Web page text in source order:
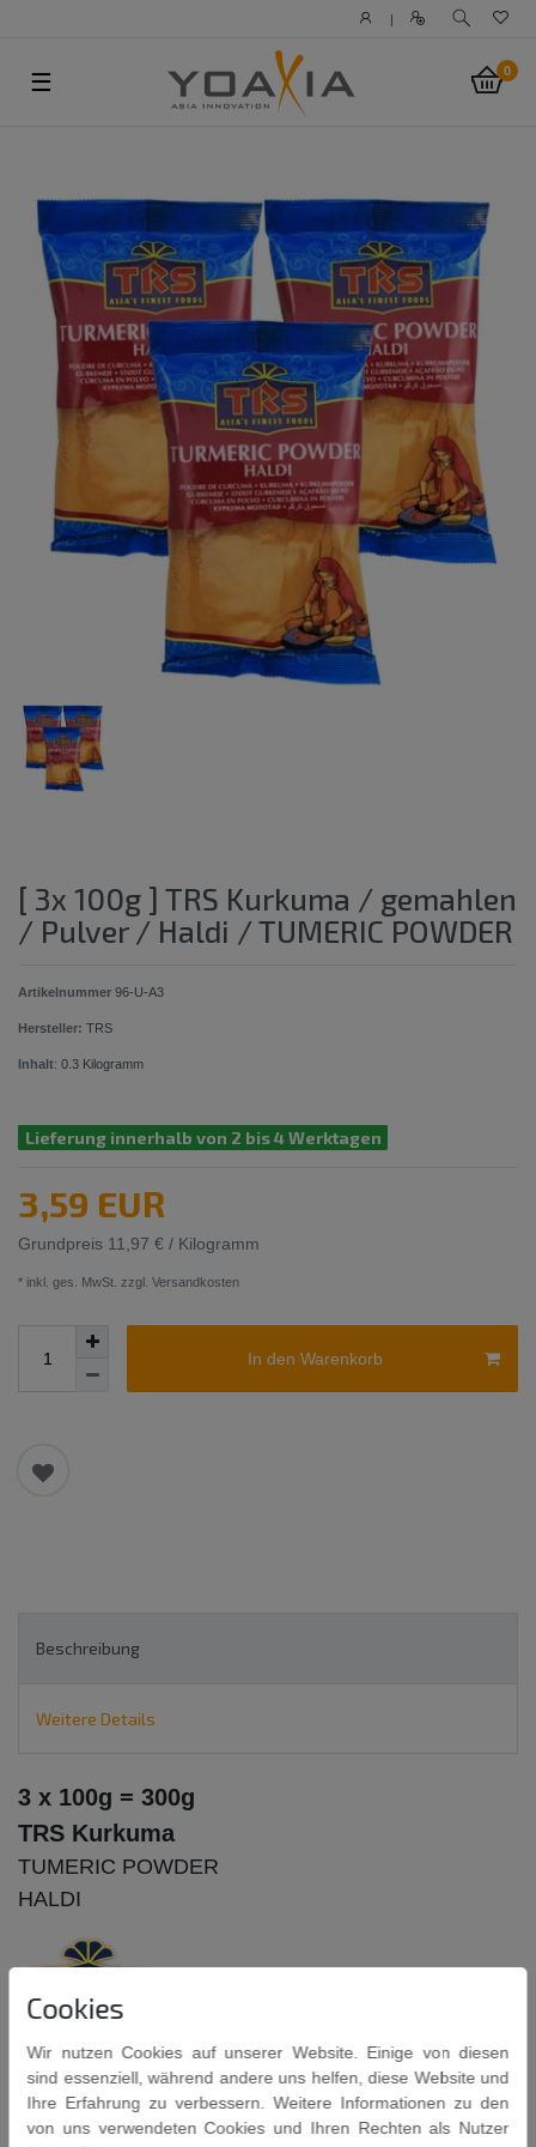
|
0
☰
[ 3x 100g ] TRS Kurkuma / gemahlen
/ Pulver / Haldi / TUMERIC POWDER
Artikelnummer 96-U-A3
Hersteller: TRS
Inhalt: 0.3 Kilogramm
Lieferung innerhalb von 2 bis 4 Werktagen
3,59 EUR
Grundpreis 11,97 € / Kilogramm
* inkl. ges. MwSt. zzgl. Versandkosten
In den Warenkorb
Beschreibung
Weitere Details
3 x 100g = 300g
TRS Kurkuma
TUMERIC POWDER
HALDI
Kurkuma, auch bekannt als "Gelbwurz", verleiht ein wundervolles Aroma zu
den typisch indischen dals.
(dals = Linsen / auch Bezeichnung für eine Art "indischer Eintopf")
Cookies
Wir nutzen Cookies auf unserer Website. Einige von diesen
sind essenziell, während andere uns helfen, diese Website und
Ihre Erfahrung zu verbessern. Weitere Informationen zu den
von uns verwendeten Cookies und Ihren Rechten als Nutzer